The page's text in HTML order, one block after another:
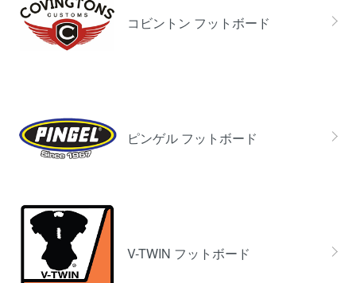
コビントン フットボード
ピンゲル フットボード
V-TWIN フットボード